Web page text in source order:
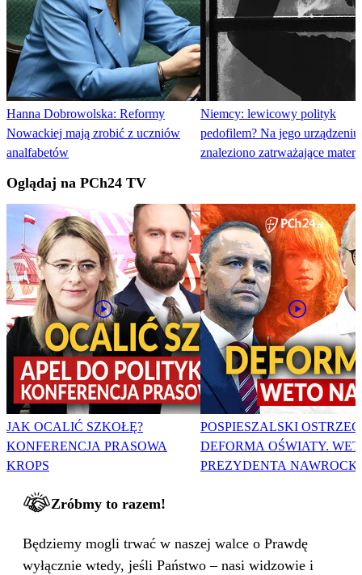
Hanna Dobrowolska: Reformy
Nowackiej mają zrobić z uczniów
analfabetów
Niemcy: lewicowy polityk
pedofilem? Na jego urządzeniu
znaleziono zatrważające
Oglądaj na PCh24 TV
JAK OCALIĆ SZKOŁĘ?
KONFERENCJA PRASOWA
KROPS
POSPIESZALSKI
DEFORMA OŚWIATY.
PREZYDENTA
Zróbmy to razem!
Będziemy mogli trwać w naszej walce o Prawdę
wyłącznie wtedy, jeśli Państwo – nasi widzowie i